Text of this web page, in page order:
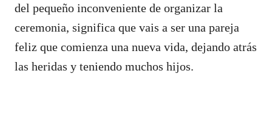
del pequeño inconveniente de organizar la
ceremonia, significa que vais a ser una pareja
feliz que comienza una nueva vida, dejando atrás
las heridas y teniendo muchos hijos.